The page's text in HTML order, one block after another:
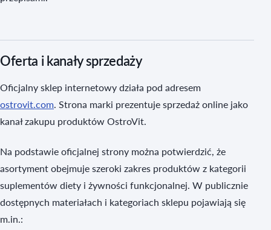
Oferta i kanały sprzedaży
Oficjalny sklep internetowy działa pod adresem
ostrovit.com. Strona marki prezentuje sprzedaż online jako
kanał zakupu produktów OstroVit.
Na podstawie oficjalnej strony można potwierdzić, że
asortyment obejmuje szeroki zakres produktów z kategorii
suplementów diety i żywności funkcjonalnej. W publicznie
dostępnych materiałach i kategoriach sklepu pojawiają się
m.in.: